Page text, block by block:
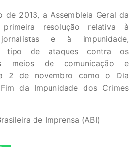
de 2013, a Assembleia Geral da
resolução relativa à
e à impunidade,
tipo de ataques contra os
meios de comunicação e
2 de novembro como o Dia
da Impunidade dos Crimes
de Imprensa (ABI)